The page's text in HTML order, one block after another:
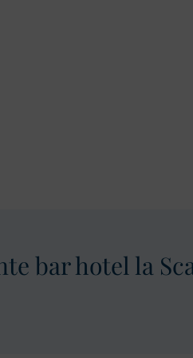
bar hotel la